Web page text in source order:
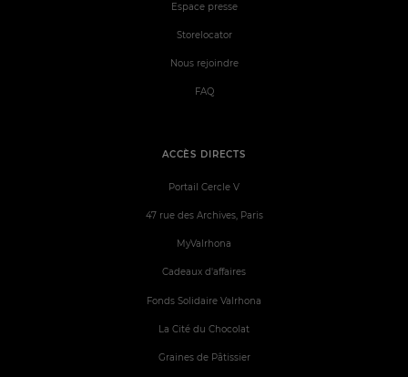
ACCÈS DIRECTS
Portail Cercle V
47 rue des Archives, Paris
MyValrhona
Cadeaux d'affaires
Fonds Solidaire Valrhona
La Cité du Chocolat
Graines de Pâtissier
Espace presse
Storelocator
Nous rejoindre
FAQ